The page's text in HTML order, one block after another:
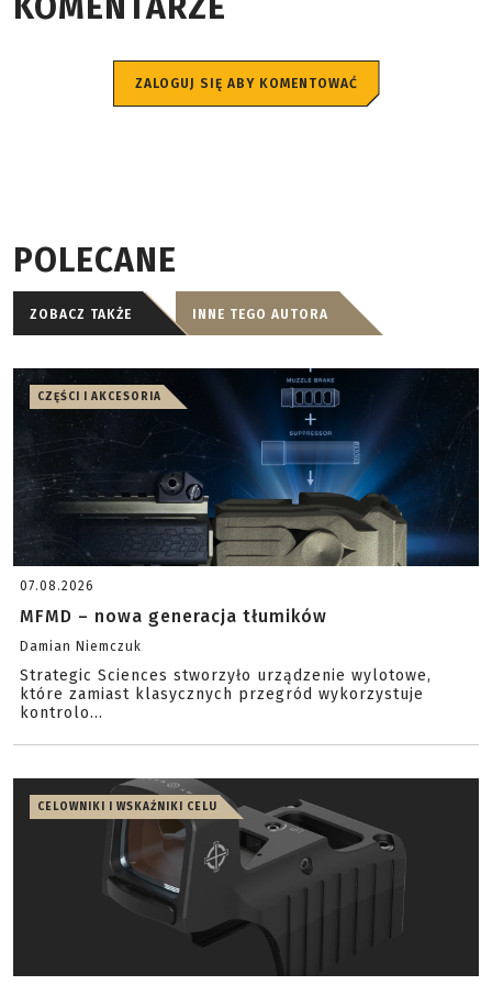
ZALOGUJ SIĘ ABY KOMENTOWAĆ
POLECANE
ZOBACZ TAKŻE INNE TEGO AUTORA
CZĘŚCI I AKCESORIA
07.08.2026
MFMD – nowa generacja tłumików
Damian Niemczuk
Strategic Sciences stworzyło urządzenie wylotowe,
które zamiast klasycznych przegród wykorzystuje
kontrolo...
CELOWNIKI I WSKAŹNIKI CELU